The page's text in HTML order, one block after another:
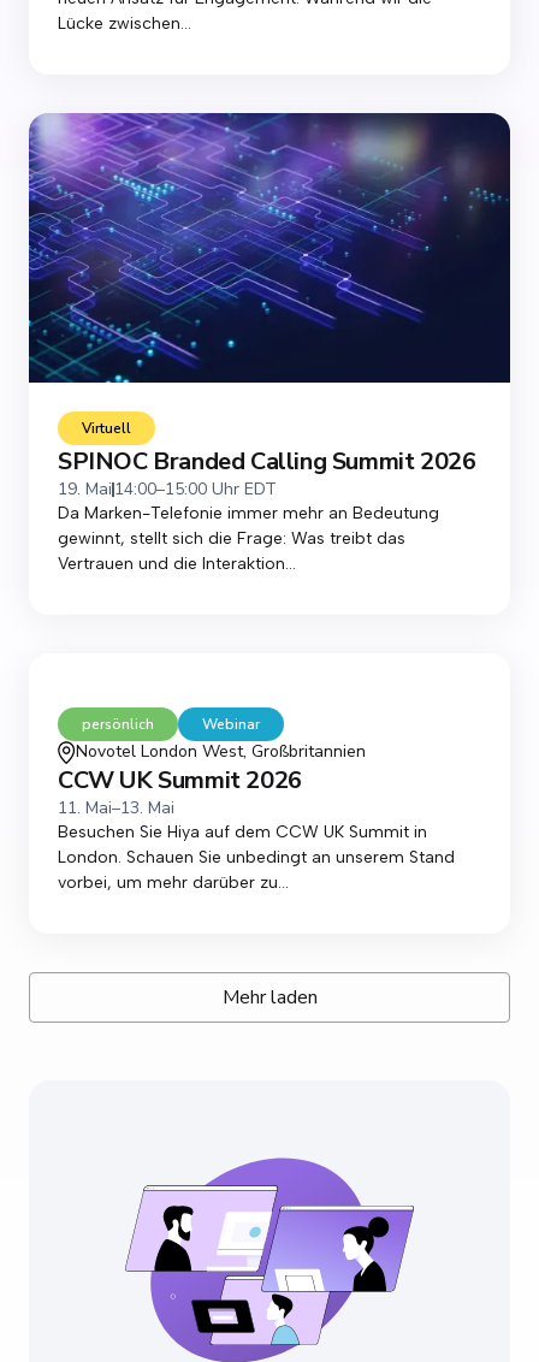
Lücke zwischen...
Virtuell
SPINOC Branded Calling Summit 2026
19. Mai14:00–15:00 Uhr EDT
Da Marken-Telefonie immer mehr an Bedeutung
gewinnt, stellt sich die Frage: Was treibt das
Vertrauen und die Interaktion...
persönlich Webinar
Novotel London West, Großbritannien
CCW UK Summit 2026
11. Mai–13. Mai
Besuchen Sie Hiya auf dem CCW UK Summit in
London. Schauen Sie unbedingt an unserem Stand
vorbei, um mehr darüber zu...
Mehr laden